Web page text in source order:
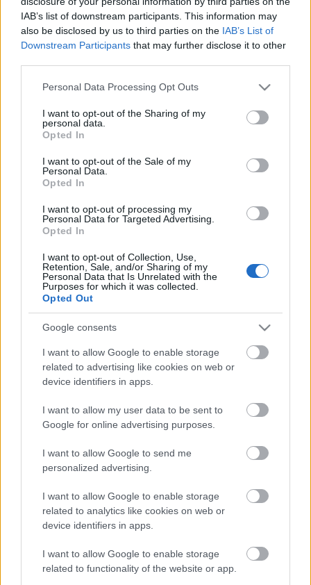
IAB’s list of downstream participants. This information may
also be disclosed by us to third parties on the IAB’s List of
Downstream Participants that may further disclose it to other
Please note that this website/app uses one or more Google
not limited to your visit or usage behaviour. You may click to
grant or deny consent to Google and its third-party tags to
use your data for below specified purposes in below Google
consent section.
Personal Data Processing Opt Outs
I want to opt-out of the Sharing of my
personal data.
Opted In
I want to opt-out of the Sale of my
Personal Data.
Opted In
I want to opt-out of processing my
Personal Data for Targeted Advertising.
Opted In
I want to opt-out of Collection, Use,
Retention, Sale, and/or Sharing of my
Personal Data that Is Unrelated with the
Purposes for which it was collected.
Opted Out
Google consents
I want to allow Google to enable storage
related to advertising like cookies on web or
device identifiers in apps.
I want to allow my user data to be sent to
Google for online advertising purposes.
I want to allow Google to send me
personalized advertising.
I want to allow Google to enable storage
related to analytics like cookies on web or
device identifiers in apps.
I want to allow Google to enable storage
related to functionality of the website or app.
Péterfy Bori & Love Band, a The Qualitons, a
Cloud9+, az Esti Kornél, a New Level Empire, a
Csaknekedkislány, a PASO, a Supernem és a Pál
A legzsebbarátabb hazai bulira június 30-ig - a
készlet erejéig – diákbérletet is lehet venni,
mindössze 21.900 forintért. Az 1000 darab kiadható
diákbérletből, már csak kb. 200 vár gazdára,
helyszíni bérlethez képest június 30-ig még majd
10.000 forintért olcsóbban, 25.900 forintért lehet
Bővebb információ awww.szin.orgoldalon, és a
fesztiválFacebookján!